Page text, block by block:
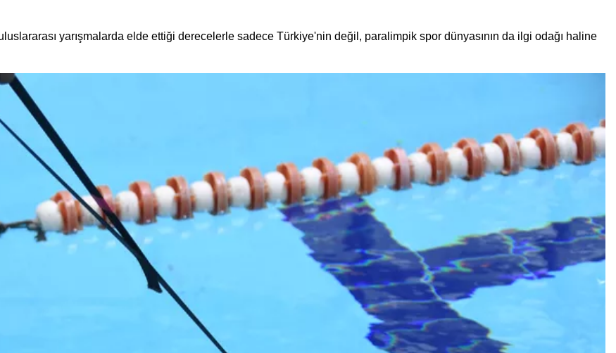
yarışmalarda elde ettiği derecelerle sadece Türkiye'nin değil, paralimpik spor dünyasının da ilgi odağı haline